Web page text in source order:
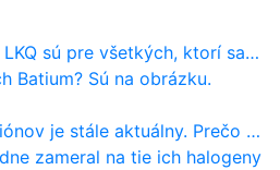
všetkých, ktorí sa chcú dozvedieť niečo viac
Batium? Sú na obrázku.
aktuálny. Prečo nevyhynul ako pri osobákoch?
zameral na tie ich halogeny